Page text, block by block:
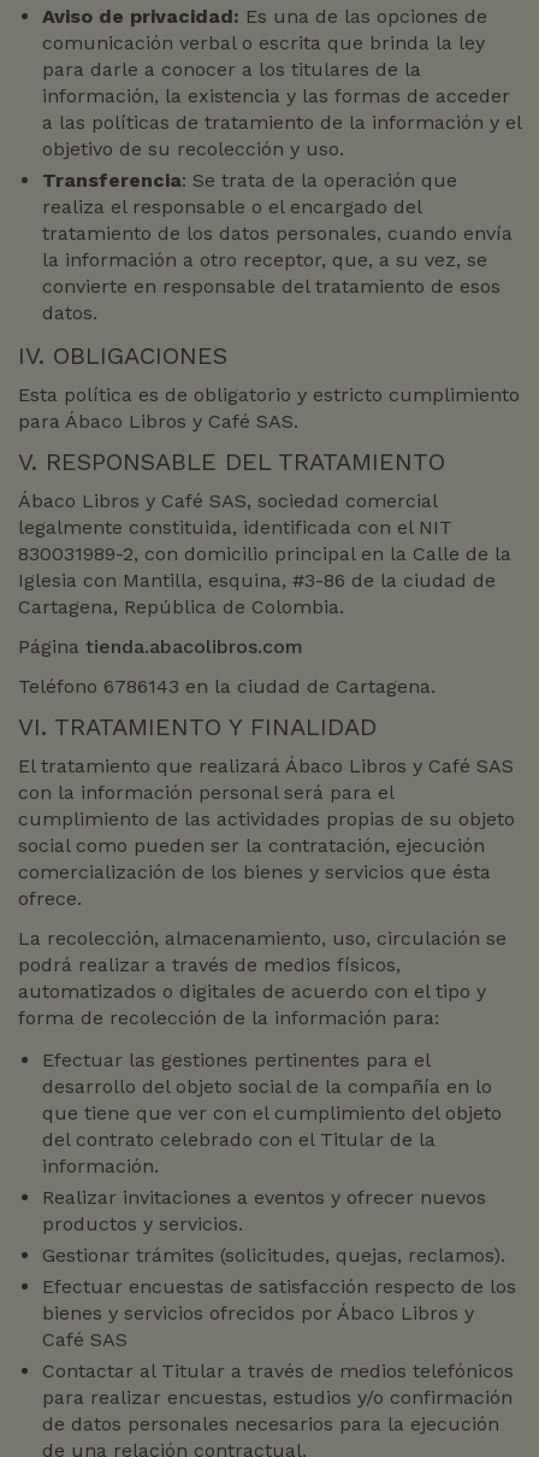
Aviso de privacidad: Es una de las opciones de
comunicación verbal o escrita que brinda la ley
para darle a conocer a los titulares de la
información, la existencia y las formas de acceder
a las políticas de tratamiento de la información y el
objetivo de su recolección y uso.
Transferencia: Se trata de la operación que
realiza el responsable o el encargado del
tratamiento de los datos personales, cuando envía
la información a otro receptor, que, a su vez, se
convierte en responsable del tratamiento de esos
datos.
IV. OBLIGACIONES
Esta política es de obligatorio y estricto cumplimiento
para Ábaco Libros y Café SAS.
V. RESPONSABLE DEL TRATAMIENTO
Ábaco Libros y Café SAS, sociedad comercial
legalmente constituida, identificada con el NIT
830031989-2, con domicilio principal en la Calle de la
Iglesia con Mantilla, esquina, #3-86 de la ciudad de
Cartagena, República de Colombia.
Página tienda.abacolibros.com
Teléfono 6786143 en la ciudad de Cartagena.
VI. TRATAMIENTO Y FINALIDAD
El tratamiento que realizará Ábaco Libros y Café SAS
con la información personal será para el
cumplimiento de las actividades propias de su objeto
social como pueden ser la contratación, ejecución
comercialización de los bienes y servicios que ésta
ofrece.
La recolección, almacenamiento, uso, circulación se
podrá realizar a través de medios físicos,
automatizados o digitales de acuerdo con el tipo y
forma de recolección de la información para:
Efectuar las gestiones pertinentes para el
desarrollo del objeto social de la compañía en lo
que tiene que ver con el cumplimiento del objeto
del contrato celebrado con el Titular de la
información.
Realizar invitaciones a eventos y ofrecer nuevos
productos y servicios.
Gestionar trámites (solicitudes, quejas, reclamos).
Efectuar encuestas de satisfacción respecto de los
bienes y servicios ofrecidos por Ábaco Libros y
Café SAS
Contactar al Titular a través de medios telefónicos
para realizar encuestas, estudios y/o confirmación
de datos personales necesarios para la ejecución
de una relación contractual.